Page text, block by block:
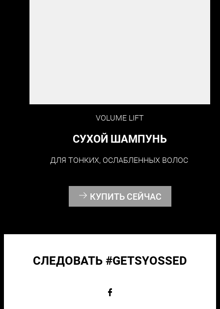
VOLUME LIFT
СУХОЙ ШАМПУНЬ
ДЛЯ ТОНКИХ, ОСЛАБЛЕННЫХ ВОЛОС
КУПИТЬ СЕЙЧАС
СЛЕДОВАТЬ #GETSYOSSED